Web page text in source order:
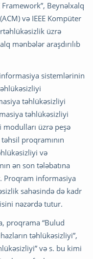
Framework”, Beynəlxalq
və IEEE Kompüter
üzrə
mənbələr araşdırılıb
sistemlərinin
təhlükəsizliyi
təhlükəsizliyi
modulları üzrə peşə
proqramının
və
ən son tələbatına
Proqram informasiya
sahəsində də kadr
nəzərdə tutur.
proqrama “Bulud
təhlükəsizliyi”,
və s. bu kimi